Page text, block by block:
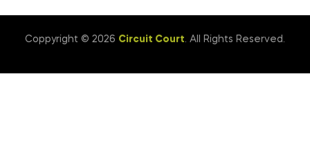
Coppyright © 2026 Circuit Court. All Rights Reserved.